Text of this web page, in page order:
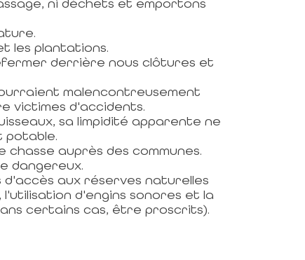
ni déchets et emportons
les plantations.
derrière nous clôtures et
malencontreusement
victimes d'accidents.
sa limpidité apparente ne
potable.
chasse auprès des communes.
dangereux.
d'accès aux réserves naturelles
l'utilisation d'engins sonores et la
certains cas, être proscrits).